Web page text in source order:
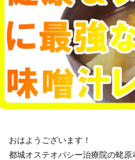
おはようございます！
都城オステオパシー治療院の蛯